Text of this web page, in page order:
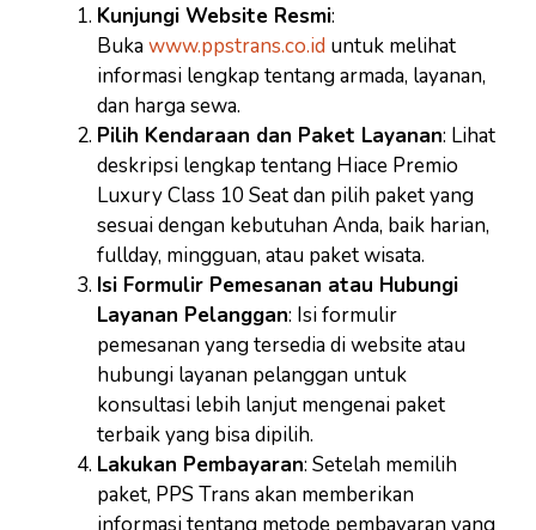
Kunjungi Website Resmi:
Bukawww.ppstrans.co.id untuk melihat
informasi lengkap tentang armada, layanan,
dan harga sewa.
Pilih Kendaraan dan Paket Layanan: Lihat
deskripsi lengkap tentang Hiace Premio
Luxury Class 10 Seat dan pilih paket yang
sesuai dengan kebutuhan Anda, baik harian,
fullday, mingguan, atau paket wisata.
Isi Formulir Pemesanan atau Hubungi
Layanan Pelanggan: Isi formulir
pemesanan yang tersedia di website atau
hubungi layanan pelanggan untuk
konsultasi lebih lanjut mengenai paket
terbaik yang bisa dipilih.
Lakukan Pembayaran: Setelah memilih
paket, PPS Trans akan memberikan
informasi tentang metode pembayaran yang